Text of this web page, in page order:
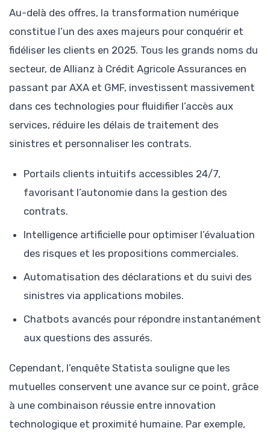
Au-delà des offres, la transformation numérique
constitue l’un des axes majeurs pour conquérir et
fidéliser les clients en 2025. Tous les grands noms du
secteur, de Allianz à Crédit Agricole Assurances en
passant par AXA et GMF, investissent massivement
dans ces technologies pour fluidifier l’accès aux
services, réduire les délais de traitement des
sinistres et personnaliser les contrats.
Portails clients intuitifs accessibles 24/7,
favorisant l’autonomie dans la gestion des
contrats.
Intelligence artificielle pour optimiser l’évaluation
des risques et les propositions commerciales.
Automatisation des déclarations et du suivi des
sinistres via applications mobiles.
Chatbots avancés pour répondre instantanément
aux questions des assurés.
Cependant, l’enquête Statista souligne que les
mutuelles conservent une avance sur ce point, grâce
à une combinaison réussie entre innovation
technologique et proximité humaine. Par exemple,